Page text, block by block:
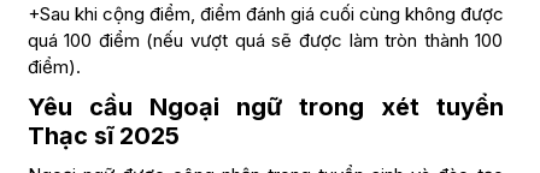
+Sau khi cộng điểm, điểm đánh giá cuối cùng không được
quá 100 điểm (nếu vượt quá sẽ được làm tròn thành 100
điểm).
Yêu cầu Ngoại ngữ trong xét tuyển
Thạc sĩ 2025